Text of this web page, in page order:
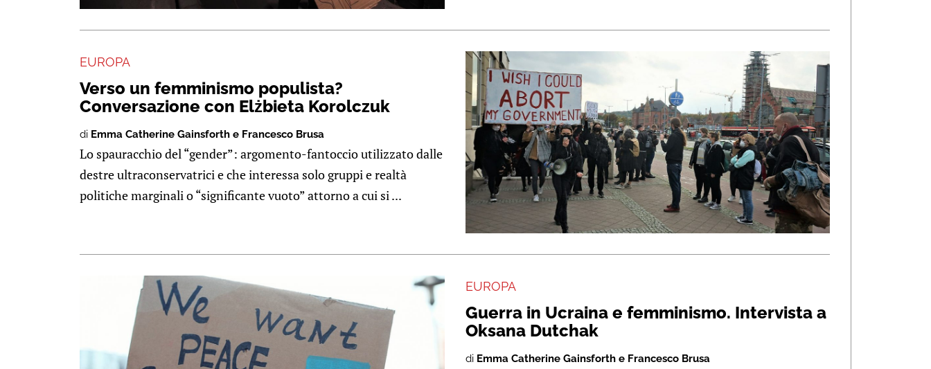
EUROPA
Verso un femminismo populista?
Conversazione con Elżbieta Korolczuk
di Emma Catherine Gainsforth e Francesco Brusa
Lo spauracchio del “gender”: argomento-fantoccio utilizzato dalle
destre ultraconservatrici e che interessa solo gruppi e realtà
politiche marginali o “significante vuoto” attorno a cui si ...
EUROPA
Guerra in Ucraina e femminismo. Intervista a
Oksana Dutchak
di Emma Catherine Gainsforth e Francesco Brusa